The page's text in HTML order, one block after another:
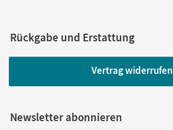
Rückgabe und Erstattung
Vertrag widerrufen
Newsletter abonnieren